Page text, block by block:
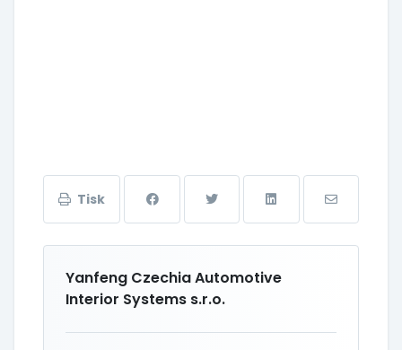
Tisk
Yanfeng Czechia Automotive
Interior Systems s.r.o.